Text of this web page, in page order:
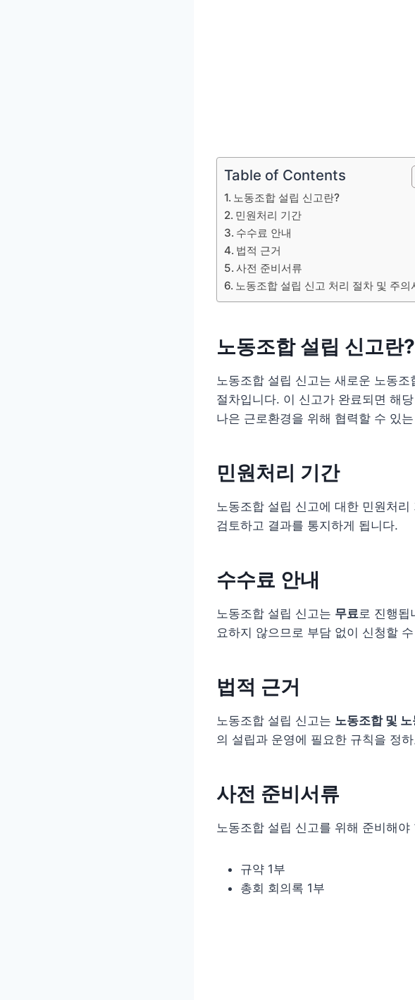
Table of Contents
노동조합 설립 신고란?
민원처리 기간
수수료 안내
법적 근거
사전 준비서류
노동조합 설립 신고 처리 절차 및 주의
노동조합 설립 신고란?
노동조합 설립 신고는 새로운 노동
절차입니다. 이 신고가 완료되면 해
나은 근로환경을 위해 협력할 수 있
민원처리 기간
노동조합 설립 신고에 대한 민원처리
검토하고 결과를 통지하게 됩니다.
수수료 안내
노동조합 설립 신고는 무료 로 진행
요하지 않으므로 부담 없이 신청할
법적 근거
노동조합 설립 신고는 노동조합 및
의 설립과 운영에 필요한 규칙을 정
사전 준비서류
노동조합 설립 신고를 위해 준비해
규약 1부
총회 회의록 1부